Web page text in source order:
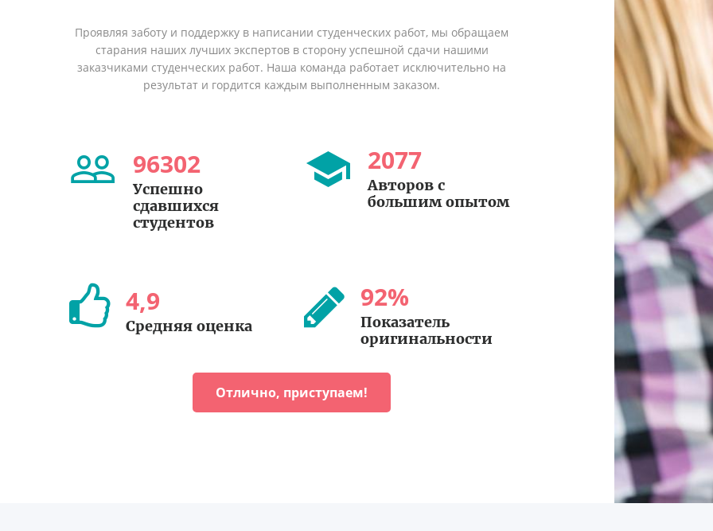
Проявляя заботу и поддержку в написании студенческих работ, мы обращаем
старания наших лучших экспертов в сторону успешной сдачи нашими
заказчиками студенческих работ. Наша команда работает исключительно на
результат и гордится каждым выполненным заказом.
96302
Успешно
сдавшихся
студентов
2077
Авторов с
большим опытом
4,9
Средняя оценка
92%
Показатель
оригинальности
Отлично, приступаем!